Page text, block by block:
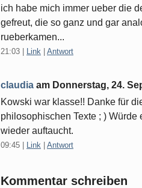
ich habe mich immer ueber die
gefreut, die so ganz und gar
rueberkamen...
21:03 Link Antwort
claudia am Donnerstag, 24.
Kowski war klasse!! Danke für
philosophischen Texte ; )
wieder auftaucht.
09:45 Link Antwort
Kommentar schreiben